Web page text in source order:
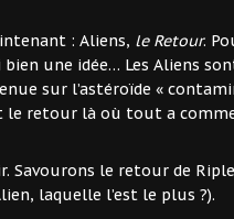
: Aliens, le Retour.
bien une idée… Les Aliens
sur l’astéroïde «
retour là où tout a
Savourons le retour de
laquelle l’est le plus ?).